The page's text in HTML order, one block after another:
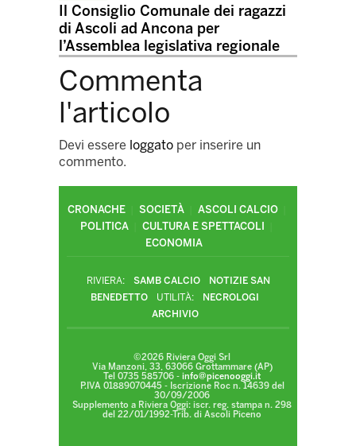
Il Consiglio Comunale dei ragazzi
di Ascoli ad Ancona per
l’Assemblea legislativa regionale
Commenta
l'articolo
Devi essere loggato per inserire un
commento.
CRONACHE SOCIETÀ
ASCOLI CALCIO
POLITICA
CULTURA E SPETTACOLI
ECONOMIA
RIVIERA: SAMB CALCIO
NOTIZIE SAN
BENEDETTO
UTILITÀ:
NECROLOGI
ARCHIVIO
©2026 Riviera Oggi Srl
Via Manzoni, 33, 63066 Grottammare (AP)
Tel 0735 585706 - info@picenooggi.it
P.IVA 01889070445 - Iscrizione Roc n. 14639 del
30/09/2006
Supplemento a Riviera Oggi: iscr. reg. stampa n. 298
del 22/01/1992-Trib. di Ascoli Piceno